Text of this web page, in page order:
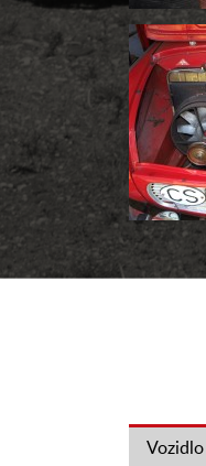
Vozidlo